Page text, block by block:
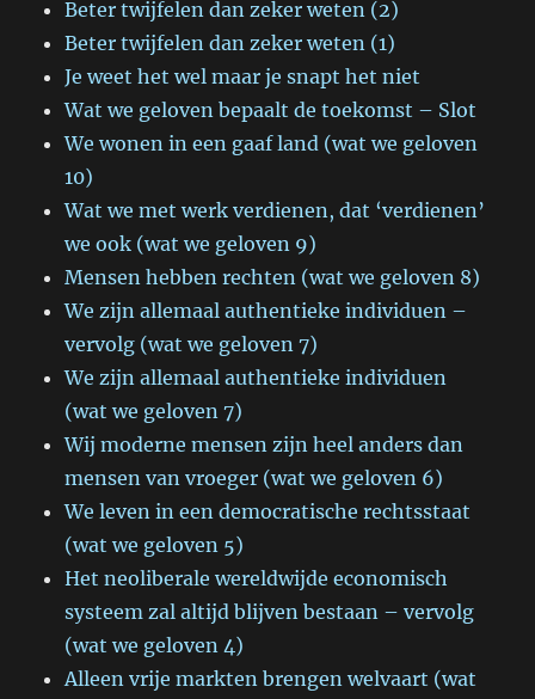
Beter twijfelen dan zeker weten (2)
Beter twijfelen dan zeker weten (1)
Je weet het wel maar je snapt het niet
Wat we geloven bepaalt de toekomst – Slot
We wonen in een gaaf land (wat we geloven
10)
Wat we met werk verdienen, dat ‘verdienen’
we ook (wat we geloven 9)
Mensen hebben rechten (wat we geloven 8)
We zijn allemaal authentieke individuen –
vervolg (wat we geloven 7)
We zijn allemaal authentieke individuen
(wat we geloven 7)
Wij moderne mensen zijn heel anders dan
mensen van vroeger (wat we geloven 6)
We leven in een democratische rechtsstaat
(wat we geloven 5)
Het neoliberale wereldwijde economisch
systeem zal altijd blijven bestaan – vervolg
(wat we geloven 4)
Alleen vrije markten brengen welvaart (wat